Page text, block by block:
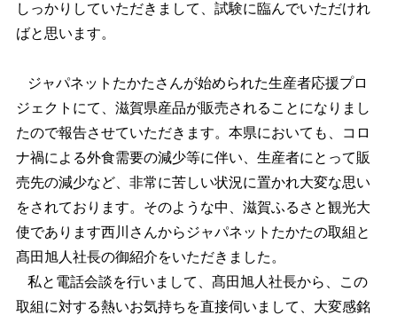
しっかりしていただきまして、試験に臨んでいただけれ
ばと思います。
ジャパネットたかたさんが始められた生産者応援プロ
ジェクトにて、滋賀県産品が販売されることになりまし
たので報告させていただきます。本県においても、コロ
ナ禍による外食需要の減少等に伴い、生産者にとって販
売先の減少など、非常に苦しい状況に置かれ大変な思い
をされております。そのような中、滋賀ふるさと観光大
使であります西川さんからジャパネットたかたの取組と
髙田旭人社長の御紹介をいただきました。
私と電話会談を行いまして、髙田旭人社長から、この
取組に対する熱いお気持ちを直接伺いまして、大変感銘